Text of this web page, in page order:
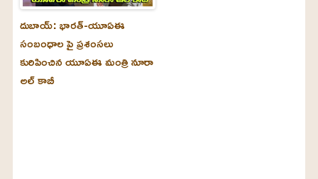
దుబాయ్‌: భారత్-యూఏఈ
సంబంధాల పై ప్రశంసలు
కురిపించిన యూఏఈ మంత్రి నూరా
అల్‌ కాబీ